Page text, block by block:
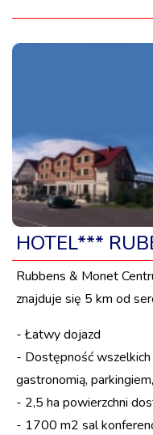
HOTEL***
Rubbens & Monet
znajduje się 5 km od
- Łatwy dojazd
- Dostępność wszelkich
gastronomią,
- 2,5 ha powierzchni
- 1700 m2 sal